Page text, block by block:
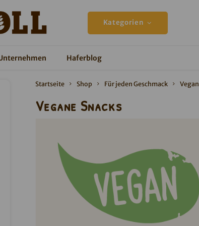
Kategorien
Haferblog
Startseite Shop Für jeden Geschmack Vegan
Vegane Snacks